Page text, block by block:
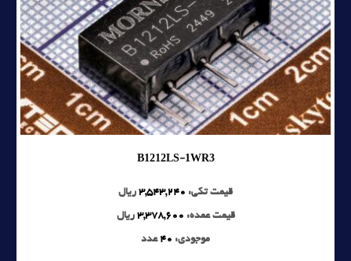
B1212LS-1WR3
قیمت تکی: 3,543,240 ریال
قیمت عمده: 3,378,600 ریال
موجودی: 40 عدد